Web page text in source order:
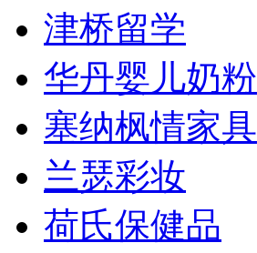
津桥留学
华丹婴儿奶粉
塞纳枫情家具
兰瑟彩妆
荷氏保健品